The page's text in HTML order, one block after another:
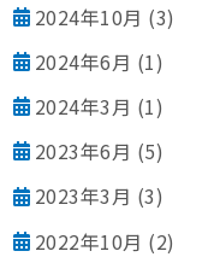
2024年10月 (3)
2024年6月 (1)
2024年3月 (1)
2023年6月 (5)
2023年3月 (3)
2022年10月 (2)